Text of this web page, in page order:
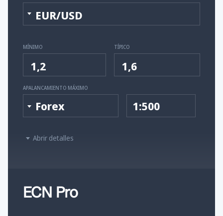
Abrir detalles
EUR/USD
MÍNIMO
1,2
TÍPICO
1,6
APALANCAMIENTO MÁXIMO
Forex 1:500
ECN Pro